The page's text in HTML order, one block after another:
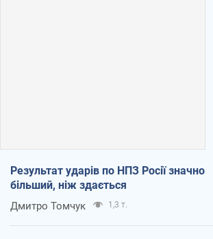
Результат ударів по НПЗ Росії значно
більший, ніж здається
Дмитро Томчук 1,3 т.